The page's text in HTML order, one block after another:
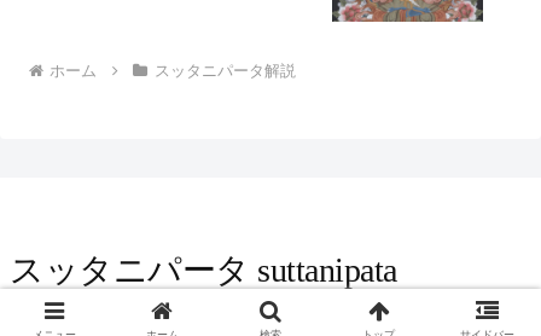
ホーム スッタニパータ解説
スッタニパータ suttanipata
© 2016 スッタニパータ suttanipata.